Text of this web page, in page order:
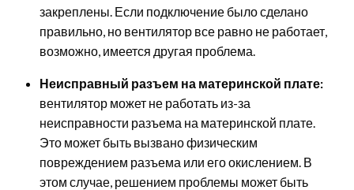
закреплены. Если подключение было сделано
правильно, но вентилятор все равно не работает,
возможно, имеется другая проблема.
Неисправный разъем на материнской плате:
вентилятор может не работать из-за
неисправности разъема на материнской плате.
Это может быть вызвано физическим
повреждением разъема или его окислением. В
этом случае, решением проблемы может быть